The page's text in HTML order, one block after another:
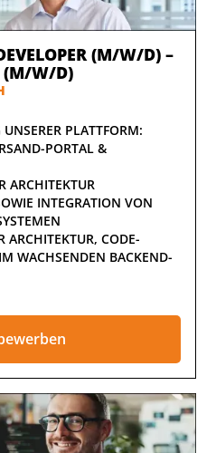
(M/W/D) –
(M/W/D)
PLATTFORM:
PORTAL &
ARCHITEKTUR
INTEGRATION VON
ARCHITEKTUR, CODE-
WACHSENDEN BACKEND-